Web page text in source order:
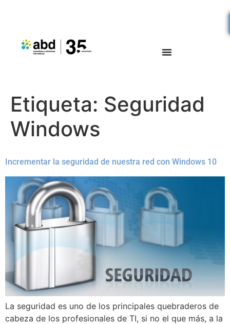
Etiqueta: Seguridad
Windows
Incrementar la seguridad de nuestra red con Windows 10
La seguridad es uno de los principales quebraderos de
cabeza de los profesionales de TI, si no el que más, a la